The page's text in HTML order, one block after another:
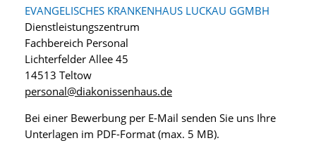
EVANGELISCHES KRANKENHAUS LUCKAU GGMBH
Dienstleistungszentrum
Fachbereich Personal
Lichterfelder Allee 45
14513 Teltow
personal@diakonissenhaus.de
Bei einer Bewerbung per E-Mail senden Sie uns Ihre
Unterlagen im PDF-Format (max. 5 MB).